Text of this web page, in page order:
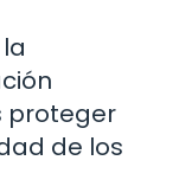
proteger
de los